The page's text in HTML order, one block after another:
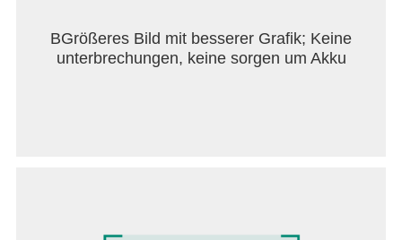
selbst gegen stärkere und größere Feinde
behaupten. Durch ihre Sprungfähigkeiten sind sie
wendig wie kein anderen Tier. Ihr mächtiges Brüllen
BGrößeres Bild mit besserer Grafik; Keine
unterbrechungen, keine sorgen um Akku